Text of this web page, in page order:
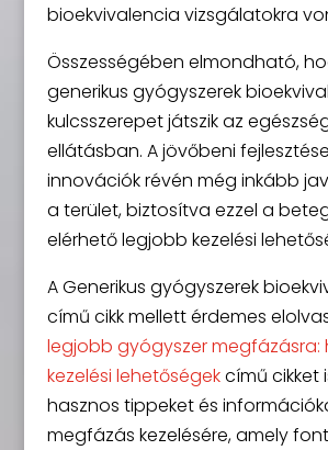
bioekvivalencia vizsgálatokra
Összességében elmondható,
generikus gyógyszerek
kulcsszerepet játszik az
ellátásban. A jövőbeni
innovációk révén még inkább
a terület, biztosítva ezzel a
elérhető legjobb kezelési
A Generikus gyógyszerek
című cikk mellett érdemes
legjobb gyógyszer megfázásra:
kezelési lehetőségekcímű cikket
hasznos tippeket és
megfázás kezelésére, amely